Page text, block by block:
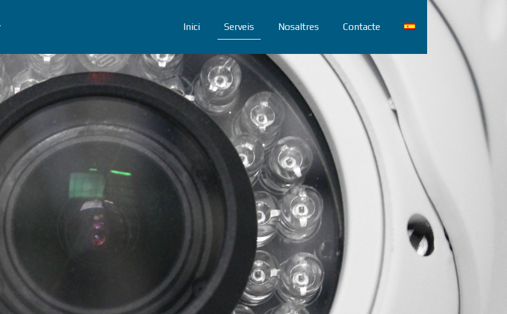
Inici Serveis Nosaltres Contacte